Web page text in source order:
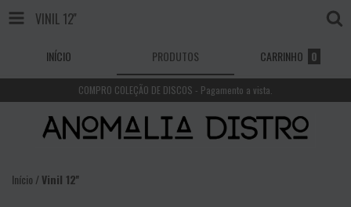
VINIL 12''
INÍCIO PRODUTOS CARRINHO 0
COMPRO COLEÇÃO DE DISCOS - Pagamento a vista.
Início /Vinil 12''